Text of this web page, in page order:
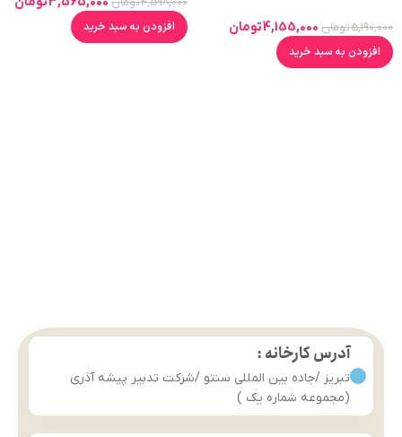
5,190,000تومان 4,155,000تومان
افزودن به سبد خرید
4,598,000تومان
افزودن به سبد خرید
آدرس کارخانه :
تبریز /جاده بین المللی سنتو /شرکت تدبیر پیشه آذری
(مجموعه شماره یک )